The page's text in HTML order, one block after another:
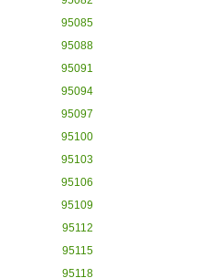
95085
95088
95091
95094
95097
95100
95103
95106
95109
95112
95115
95118